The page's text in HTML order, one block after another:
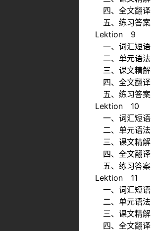
四、全文翻译
五、练习答案
Lektion 9
一、词汇短语
二、单元语法
三、课文精解
四、全文翻译
五、练习答案
Lektion 10
一、词汇短语
二、单元语法
三、课文精解
四、全文翻译
五、练习答案
Lektion 11
一、词汇短语
二、单元语法
三、课文精解
四、全文翻译